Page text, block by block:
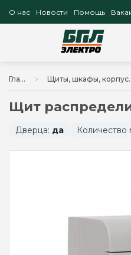
О нас Новости Помощь
Главная Щиты,
Щит
Дверца: да Количество